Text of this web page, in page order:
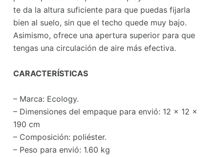
te da la altura suficiente para que puedas fijarla
bien al suelo, sin que el techo quede muy bajo.
Asimismo, ofrece una apertura superior para que
tengas una circulación de aire más efectiva.
CARACTERÍSTICAS
– Marca: Ecology.
– Dimensiones del empaque para envió: 12 x 12 x
190 cm
– Composición: poliéster.
– Peso para envió: 1.60 kg